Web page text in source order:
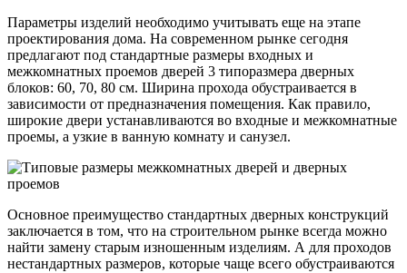
Параметры изделий необходимо учитывать еще на этапе
проектирования дома. На современном рынке сегодня
предлагают под стандартные размеры входных и
межкомнатных проемов дверей 3 типоразмера дверных
блоков: 60, 70, 80 см. Ширина прохода обустраивается в
зависимости от предназначения помещения. Как правило,
широкие двери устанавливаются во входные и межкомнатные
проемы, а узкие в ванную комнату и санузел.
Основное преимущество стандартных дверных конструкций
заключается в том, что на строительном рынке всегда можно
найти замену старым изношенным изделиям. А для проходов
нестандартных размеров, которые чаще всего обустраиваются